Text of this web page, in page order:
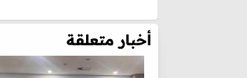
أخبار متعلقة